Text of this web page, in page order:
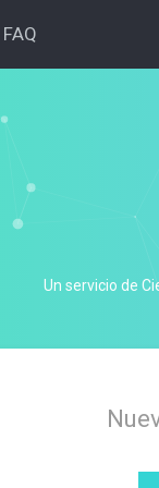
FAQ
Un servicio de